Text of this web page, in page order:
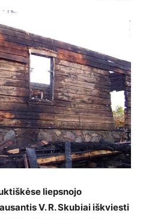
liepsnojo
V. R. Skubiai iškviesti